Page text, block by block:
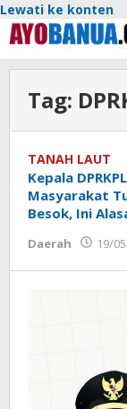
Lewati ke konten
Tag:
TANAH LAUT
Kepala
Masyarakat
Besok, Ini
Daerah 19/